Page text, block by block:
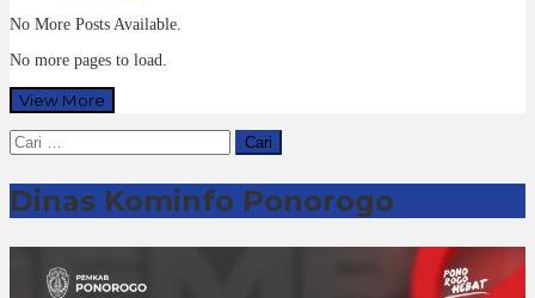
No More Posts Available.
No more pages to load.
View More
Cari
untuk:
Dinas Kominfo Ponorogo